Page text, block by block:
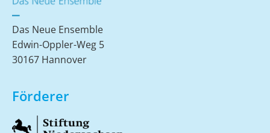
Das Neue Ensemble
Edwin-Oppler-Weg 5
30167 Hannover
Förderer